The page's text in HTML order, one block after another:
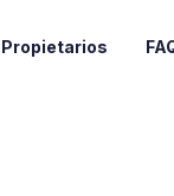
Propietarios